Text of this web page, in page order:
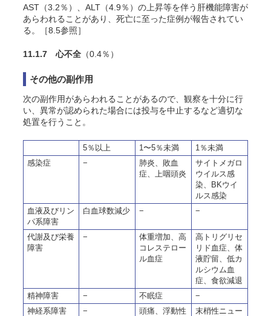
AST（3.2％）、ALT（4.9％）の上昇等を伴う肝機能障害が
あらわれることがあり、死亡に至った症例が報告されてい
る。［8.5参照］
11.1.7 心不全 （0.4％）
その他の副作用
次の副作用があらわれることがあるので、観察を十分に行
い、異常が認められた場合には投与を中止するなど適切な
処置を行うこと。
5％以上 1〜5％未満
1％未満
感染症
−
肺炎、敗血
症、上咽頭炎
サイトメガロ
ウイルス感
染、BKウイ
ルス感染
血液及びリン
パ系障害
白血球数減少 − −
代謝及び栄養
障害
−
体重増加、高
コレステロー
ル血症
高トリグリセ
リド血症、体
液貯留、低カ
ルシウム血
症、食欲減退
精神障害
− 不眠症
−
神経系障害
−
頭痛、浮動性
末梢性ニュー